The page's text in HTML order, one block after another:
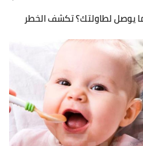
يوصل لطاولتك؟ تكشف الخطر